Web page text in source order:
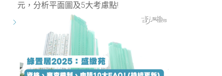
元，分析平面圖及5大考慮點!